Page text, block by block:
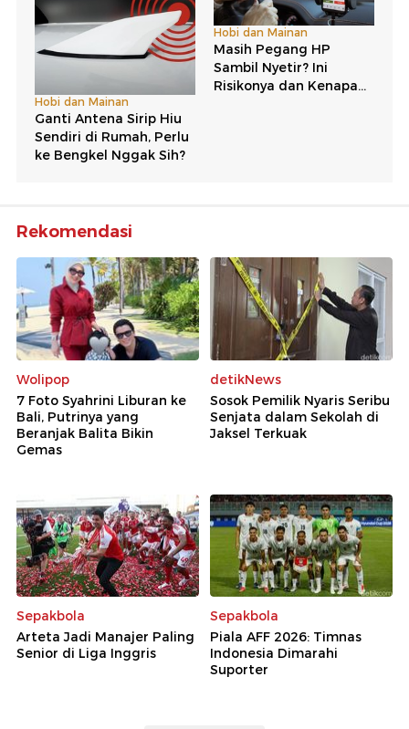
Rekomendasi
Wolipop
7 Foto Syahrini Liburan ke
Bali, Putrinya yang
Beranjak Balita Bikin
Gemas
detikNews
Sosok Pemilik Nyaris Seribu
Senjata dalam Sekolah di
Jaksel Terkuak
Sepakbola
Arteta Jadi Manajer Paling
Senior di Liga Inggris
Sepakbola
Piala AFF 2026: Timnas
Indonesia Dimarahi
Suporter